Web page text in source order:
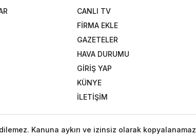
CANLI TV
FİRMA EKLE
GAZETELER
HAVA DURUMU
GİRİŞ YAP
KÜNYE
İLETİŞİM
Kanuna aykırı ve izinsiz olarak kopyalanamaz,